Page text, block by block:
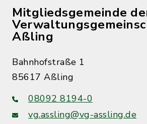
Mitgliedsgemeinde
Aßling
Bahnhofstraße 1
85617 Aßling
08092 8194-0
vg.assling@vg-assling.de